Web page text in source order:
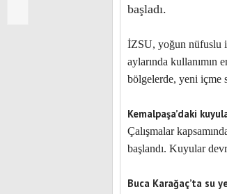
başladı.
İZSU, yoğun nüfuslu
aylarında kullanımın
bölgelerde, yeni içme
Kemalpaşa’daki
Çalışmalar
başlandı. Kuyular
Buca Karağaç’ta su